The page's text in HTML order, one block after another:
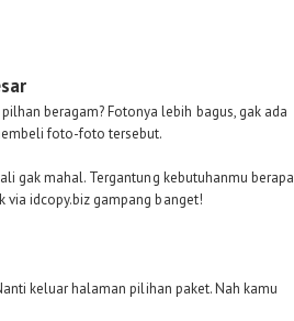
beragam? Fotonya lebih bagus, gak ada
foto-foto tersebut.
gak mahal. Tergantung kebutuhanmu berapa
via idcopy.biz gampang banget!
keluar halaman pilihan paket. Nah kamu